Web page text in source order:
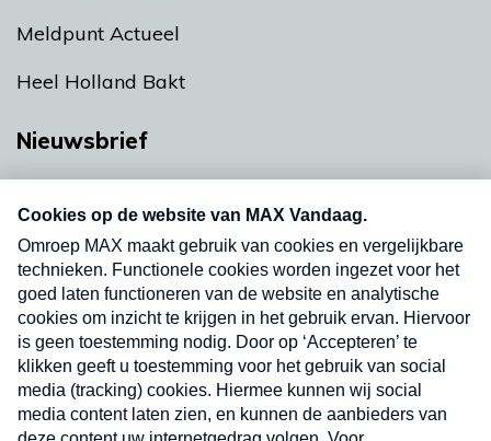
Meldpunt Actueel
Heel Holland Bakt
Nieuwsbrief
nieuwsbrief. Elke vrijdag- en dinsdagochtend in
uw mailbox.
Verzend